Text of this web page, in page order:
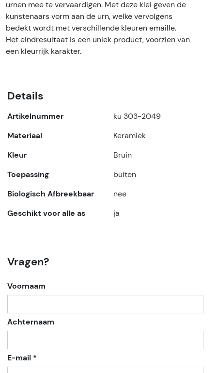
urnen mee te vervaardigen. Met deze klei geven de
kunstenaars vorm aan de urn, welke vervolgens
bedekt wordt met verschillende kleuren emaille.
Het eindresultaat is een uniek product, voorzien van
een kleurrijk karakter.
Details
Artikelnummer
ku 303-2049
Materiaal
Keramiek
Kleur
Bruin
Toepassing
buiten
Biologisch Afbreekbaar
nee
Geschikt voor alle as
ja
Vragen?
Voornaam
Achternaam
E-mail *